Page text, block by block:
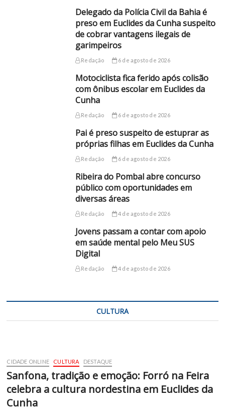
Delegado da Polícia Civil da Bahia é
preso em Euclides da Cunha suspeito
de cobrar vantagens ilegais de
garimpeiros
Redação 6 de agosto de 2026
Motociclista fica ferido após colisão
com ônibus escolar em Euclides da
Cunha
Redação 6 de agosto de 2026
Pai é preso suspeito de estuprar as
próprias filhas em Euclides da Cunha
Redação 6 de agosto de 2026
Ribeira do Pombal abre concurso
público com oportunidades em
diversas áreas
Redação 4 de agosto de 2026
Jovens passam a contar com apoio
em saúde mental pelo Meu SUS
Digital
Redação 4 de agosto de 2026
CULTURA
CIDADE ONLINE CULTURA DESTAQUE
Sanfona, tradição e emoção: Forró na Feira
celebra a cultura nordestina em Euclides da
Cunha